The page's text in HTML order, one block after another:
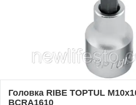
Головка RIBE TOPTUL
BCRA1610